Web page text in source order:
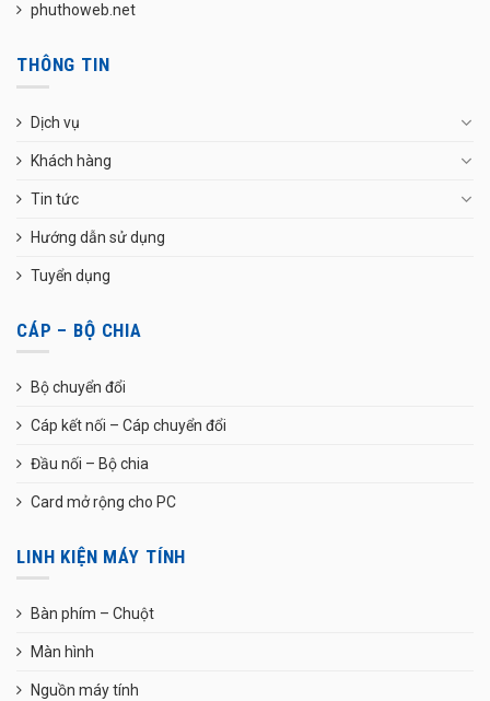
phuthoweb.net
THÔNG TIN
Dịch vụ
Khách hàng
Tin tức
Hướng dẫn sử dụng
Tuyển dụng
CÁP – BỘ CHIA
Bộ chuyển đổi
Cáp kết nối – Cáp chuyển đổi
Đầu nối – Bộ chia
Card mở rộng cho PC
LINH KIỆN MÁY TÍNH
Bàn phím – Chuột
Màn hình
Nguồn máy tính